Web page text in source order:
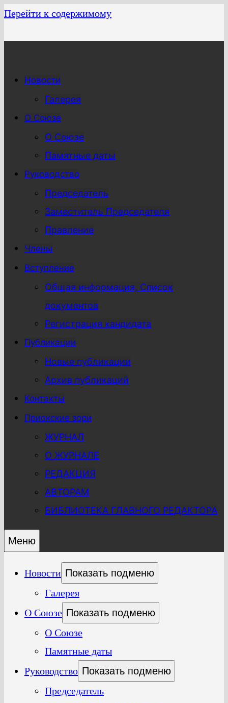
Перейти к содержимому
Новости
Галерея
О Союзе
О Союзе
Памятные даты
Руководство
Председатель
Заместитель Председателя
Правление
Члены
Вступление
Общая информация, Список
документов
Регистрация кандидата
Публикации
Новые публикации
Архив публикаций
Контакты
Приокские зори
ЖУРНАЛ
О ЖУРНАЛЕ
РЕДАКЦИЯ
АВТОРАМ
БИБЛИОТЕКА ГЛАВНОГО РЕДАКТОРА
Меню
Новости Показать подменю
Галерея
О Союзе Показать подменю
О Союзе
Памятные даты
Руководство Показать подменю
Председатель